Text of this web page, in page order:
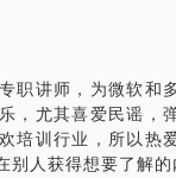
的具体问题和需求
；掌握Office内所有
综合和管理技能，
我可以在以下几
合使用；
，资源调度，成本
职讲师，为微软和
，尤其喜爱民谣，
培训行业，所以热
人获得想要了解的